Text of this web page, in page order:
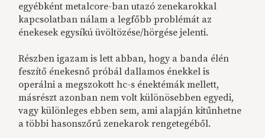
egyébként metalcore-ban utazó zenekarokkal
kapcsolatban nálam a legfőbb problémát az
énekesek egysíkú üvöltözése/hörgése jelenti.
Részben igazam is lett abban, hogy a banda élén
feszítő énekesnő próbál dallamos énekkel is
operálni a megszokott hc-s énektémák mellett,
másrészt azonban nem volt különösebben egyedi,
vagy különleges ebben sem, ami alapján kitűnhetne
a többi hasonszőrű zenekarok rengetegéből.